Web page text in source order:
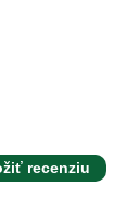
recenziu